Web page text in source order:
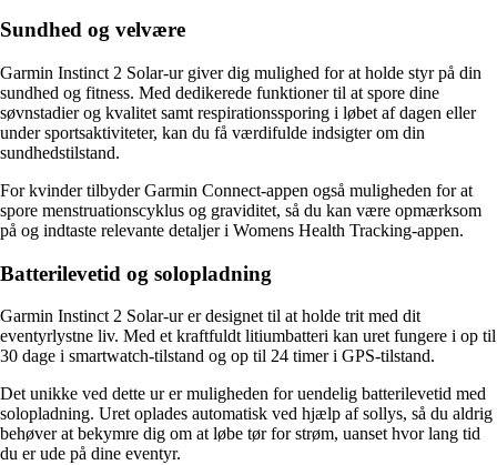
Sundhed og velvære
Garmin Instinct 2 Solar-ur giver dig mulighed for at holde styr på din
sundhed og fitness. Med dedikerede funktioner til at spore dine
søvnstadier og kvalitet samt respirationssporing i løbet af dagen eller
under sportsaktiviteter, kan du få værdifulde indsigter om din
sundhedstilstand.
For kvinder tilbyder Garmin Connect-appen også muligheden for at
spore menstruationscyklus og graviditet, så du kan være opmærksom
på og indtaste relevante detaljer i Womens Health Tracking-appen.
Batterilevetid og solopladning
Garmin Instinct 2 Solar-ur er designet til at holde trit med dit
eventyrlystne liv. Med et kraftfuldt litiumbatteri kan uret fungere i op til
30 dage i smartwatch-tilstand og op til 24 timer i GPS-tilstand.
Det unikke ved dette ur er muligheden for uendelig batterilevetid med
solopladning. Uret oplades automatisk ved hjælp af sollys, så du aldrig
behøver at bekymre dig om at løbe tør for strøm, uanset hvor lang tid
du er ude på dine eventyr.